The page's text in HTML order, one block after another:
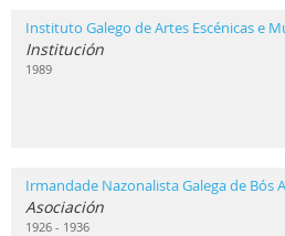
Instituto Galego de Artes Escénicas e
Institución
1989
Irmandade Nazonalista Galega de Bós
Asociación
1926 - 1936